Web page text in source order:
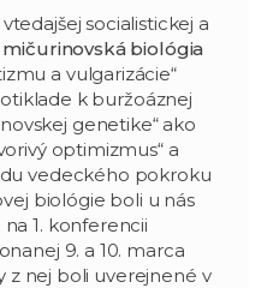
socialistickej a
mičurinovská biológia
a vulgarizácie“
k buržoáznej
genetike“ ako
optimizmus“ a
vedeckého pokroku
biológie boli u nás
1. konferencii
9. a 10. marca
z nej boli uverejnené v